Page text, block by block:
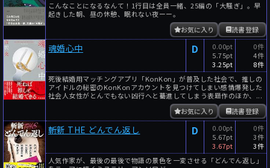
こんなことになるなんて！1行目は全員一緒、25編の「大騒ぎ」。早
起きした朝、昼の休憩、眠れない夜ーー。
読書登録
お気に入り
魂婚心中 D
0.00pt
5.75pt
3.25pt
0件
4件
8件
死後結婚用マッチングアプリ「KonKon」が普及した社会で、推しの
アイドルの秘密のKonKonアカウントを見つけてしまい感情爆発した
社会人女性がとんでもない凶行へと驀進してしまう表題作のほか、...
読書登録
お気に入り
斬新 THE どんでん返し D
0.00pt
5.67pt
3.67pt
0件
3件
3件
人気作家が、最後の最後で物語の景色を一変させる「どんでん返し」